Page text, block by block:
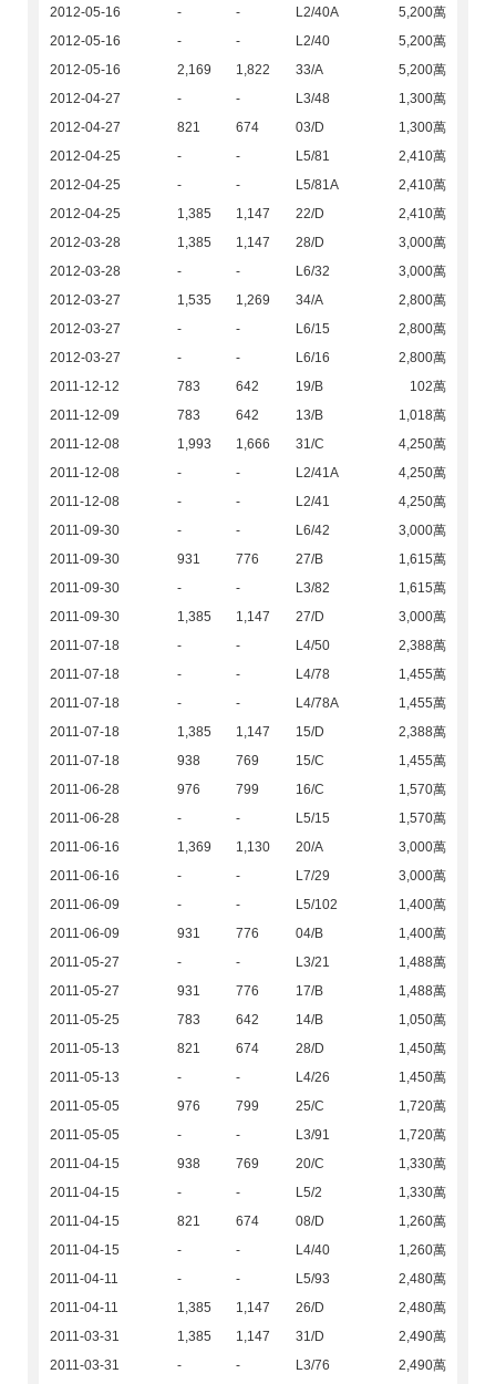
2012-05-16 - - L2/40A
5,200萬
2012-05-16
- - L2/40
5,200萬
2012-05-16
2,169 1,822 33/A
5,200萬
2012-04-27
- - L3/48
1,300萬
2012-04-27
821 674 03/D
1,300萬
2012-04-25
- - L5/81
2,410萬
2012-04-25
- - L5/81A
2,410萬
2012-04-25
1,385 1,147 22/D
2,410萬
2012-03-28
1,385 1,147 28/D
3,000萬
2012-03-28
- - L6/32
3,000萬
2012-03-27
1,535 1,269 34/A
2,800萬
2012-03-27
- - L6/15
2,800萬
2012-03-27
- - L6/16
2,800萬
2011-12-12
783 642 19/B
102萬
2011-12-09
783 642 13/B
1,018萬
2011-12-08
1,993 1,666 31/C
4,250萬
2011-12-08
- - L2/41A
4,250萬
2011-12-08
- - L2/41
4,250萬
2011-09-30
- - L6/42
3,000萬
2011-09-30
931 776 27/B
1,615萬
2011-09-30
- - L3/82
1,615萬
2011-09-30
1,385 1,147 27/D
3,000萬
2011-07-18
- - L4/50
2,388萬
2011-07-18
- - L4/78
1,455萬
2011-07-18
- - L4/78A
1,455萬
2011-07-18
1,385 1,147 15/D
2,388萬
2011-07-18
938 769 15/C
1,455萬
2011-06-28
976 799 16/C
1,570萬
2011-06-28
- - L5/15
1,570萬
2011-06-16
1,369 1,130 20/A
3,000萬
2011-06-16
- - L7/29
3,000萬
2011-06-09
- - L5/102
1,400萬
2011-06-09
931 776 04/B
1,400萬
2011-05-27
- - L3/21
1,488萬
2011-05-27
931 776 17/B
1,488萬
2011-05-25
783 642 14/B
1,050萬
2011-05-13
821 674 28/D
1,450萬
2011-05-13
- - L4/26
1,450萬
2011-05-05
976 799 25/C
1,720萬
2011-05-05
- - L3/91
1,720萬
2011-04-15
938 769 20/C
1,330萬
2011-04-15
- - L5/2
1,330萬
2011-04-15
821 674 08/D
1,260萬
2011-04-15
- - L4/40
1,260萬
2011-04-11
- - L5/93
2,480萬
2011-04-11
1,385 1,147 26/D
2,480萬
2011-03-31
1,385 1,147 31/D
2,490萬
2011-03-31
- - L3/76
2,490萬